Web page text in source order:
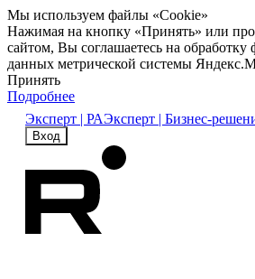
Мы используем файлы «Cookie»
Нажимая на кнопку «Принять» или
сайтом, Вы соглашаетесь на обработку
данных метрической системы
Принять
Подробнее
Эксперт | РАЭксперт | Бизнес-
Вход